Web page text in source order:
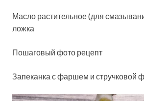
Масло растительное (для
ложка
Пошаговый фото рецепт
Запеканка с фаршем и стручковой